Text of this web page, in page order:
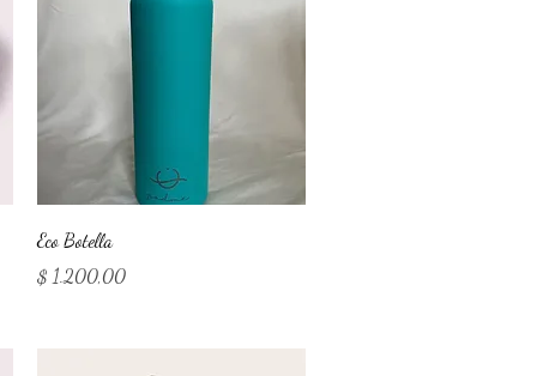
Eco Botella
Precio
$ 1.200,00